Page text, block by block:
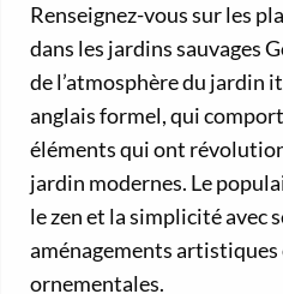
Renseignez-vous sur les
dans les jardins sauvages
de l’atmosphère du jardin
anglais formel, qui
éléments qui ont
jardin modernes. Le
le zen et la simplicité avec
aménagements artistiques
ornementales.